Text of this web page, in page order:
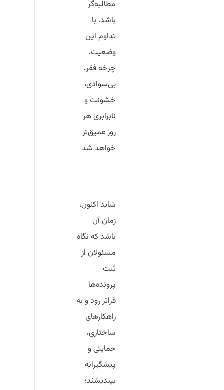
مطالبه‌گر
باشد. با
تداوم این
وضعیت،
چرخه فقر،
بی‌سوادی،
خشونت و
نابرابری هر
روز عمیق‌تر
خواهد شد
شاید اکنون،
زمان آن
باشد که نگاه
مسئولان از
ثبت
پرونده‌ها
فراتر رود و به
راهکارهای
ساختاری،
حمایتی و
پیشگیرانه
بیندیشند؛